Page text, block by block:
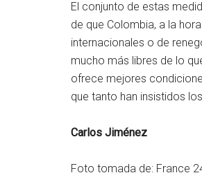
El conjunto de estas
de que Colombia, a la
internacionales o de
mucho más libres de lo
ofrece mejores
que tanto han insistidos
Carlos Jiménez
Foto tomada de: France